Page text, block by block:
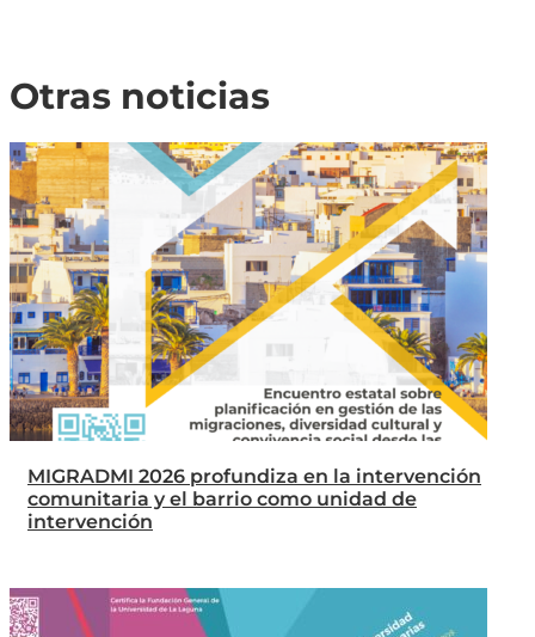
Otras noticias
MIGRADMI 2026 profundiza en la intervención
comunitaria y el barrio como unidad de
intervención